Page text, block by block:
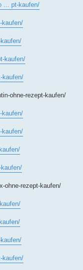
... pt-kaufen/
kaufen/
kaufen/
kaufen/
ohne-rezept-kaufen/
kaufen/
kaufen/
ohne-rezept-kaufen/
kaufen/